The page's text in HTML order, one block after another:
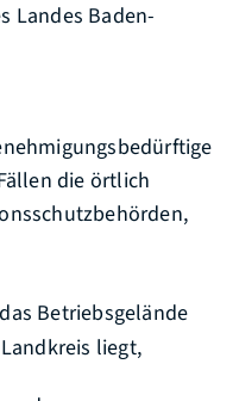
Landes Baden-
die örtlich
Betriebsgelände
liegt,